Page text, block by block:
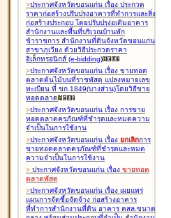
>ประกาศจังหวัดขอนแก่น เรื่อง ประกวด
ราคาก่อสร้างปรับปรุงอาคารที่ทำการและสิ่ง
ก่อสร้างประกอบ โดยปรับปรุง่อเติมอาคาร
สำนักงานและพื้นที่บริเวณบ้านพัก
ข้าราชการ สำนักงานที่ดินจังหวัดขอนแก่น
สาขาภูเวียง ด้วยวิธีประกวดราคา
อิเล็กทรอนิกส์ (e-bidding)
>ประกาศจังหวัดขอนแก่น เรื่อง ขายทอด
ตลาดต้นไม้บนที่ราชพัสดุ แปลงหมายเลข
ทะเบียน ที่ ขก.1849(บางส่วน)โดยวิธีขาย
ทอดตลาด
>ประกาศจังหวัดขอนแก่น เรื่อง การขาย
ทอดตลาดครุภัณฑ์ที่ชำรุดและหมดความ
จำเป็นในการใช้งาน
>ประกาศจังหวัดขอนแก่น เรื่อง ยกเลิกการ
ขายทอดตลาดครุภัณฑ์ที่ชำรุดและหมด
ความจำเป็นในการใช้งาน
> ประกาศจังหวัดขอนแก่น เรื่อง ขายทอด
ตลาดพัสดุ
>ประกาศจังหวัดขอนแก่น เรื่อง เผยแพร่
แผนการจัดซื้อจัดจ้าง ก่อสร้างอาคาร
ที่ทำการสำนักงานที่ดิน อาคาร คสล.ขนาด